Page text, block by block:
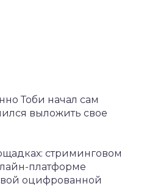
Тоби начал сам
выложить свое
стриминговом
платформе
оцифрованной